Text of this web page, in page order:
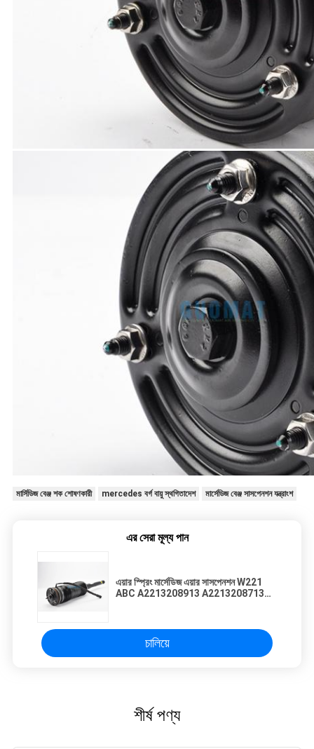
মার্সিডিজ বেঞ্জ শক শোষণকারী mercedes বর্গ বায়ু স্থগিতাদেশ মার্সেডিজ বেঞ্জ সাসপেনশন যন্ত্রাংশ
এর সেরা মূল্য পান
এয়ার স্প্রিং মার্সেডিজ এয়ার সাসপেনশন W221
ABC A2213208913 A2213208713
চালিয়ে
শীর্ষ পণ্য